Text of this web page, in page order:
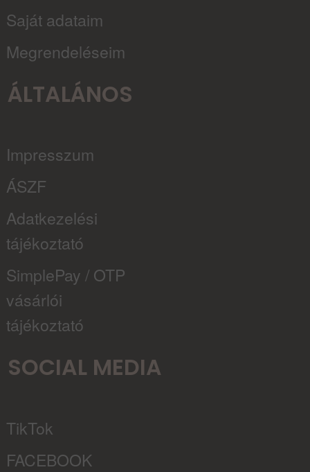
Saját adataim
Megrendeléseim
ÁLTALÁNOS
Impresszum
ÁSZF
Adatkezelési
tájékoztató
SimplePay / OTP
vásárlói
tájékoztató
SOCIAL MEDIA
TikTok
FACEBOOK